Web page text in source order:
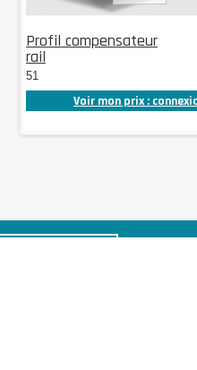
Profil compensateur
rail
51
Voir mon prix :